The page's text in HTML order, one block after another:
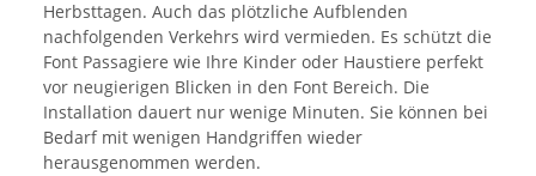
Herbsttagen. Auch das plötzliche Aufblenden
nachfolgenden Verkehrs wird vermieden. Es schützt die
Font Passagiere wie Ihre Kinder oder Haustiere perfekt
vor neugierigen Blicken in den Font Bereich. Die
Installation dauert nur wenige Minuten. Sie können bei
Bedarf mit wenigen Handgriffen wieder
herausgenommen werden.